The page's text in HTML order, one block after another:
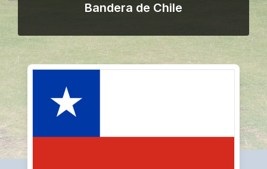
Bandera de Chile